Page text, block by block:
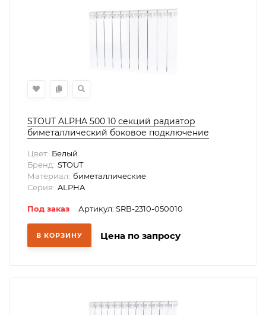
STOUT ALPHA 500 10 секций радиатор
биметаллический боковое подключение
Цвет: Белый
Бренд: STOUT
Материал: биметаллические
Серия: ALPHA
Под заказ Артикул: SRB-2310-050010
В КОРЗИНУ Цена по запросу